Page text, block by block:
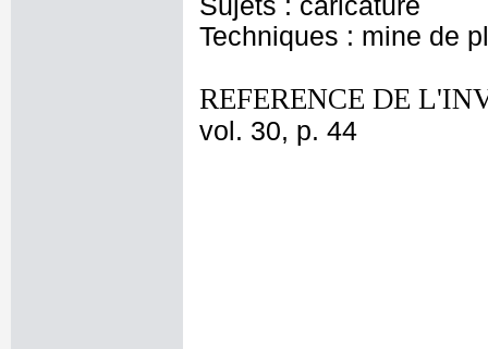
Sujets : caricature
Techniques : mine de
REFERENCE DE
vol. 30, p. 44